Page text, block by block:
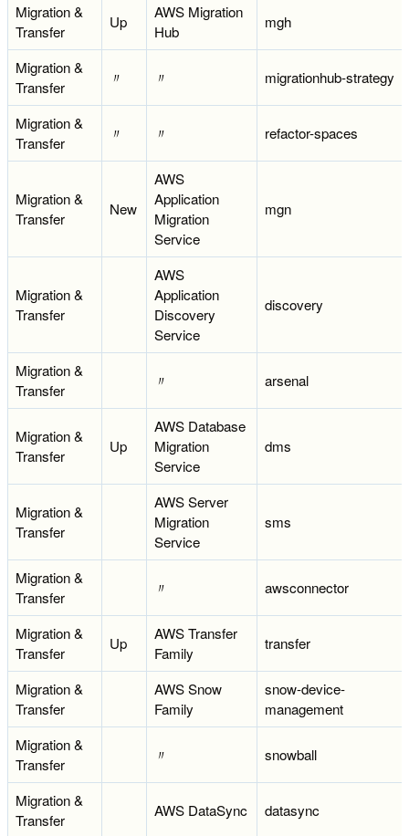
Migration &
Transfer
Up
AWS Migration
Hub
mgh
Migration &
Transfer
〃 〃 migrationhub-strategy
Migration &
Transfer
〃 〃 refactor-spaces
Migration &
Transfer
New
AWS
Application
Migration
Service
mgn
Migration &
Transfer
AWS
Application
Discovery
Service
discovery
Migration &
Transfer
〃 arsenal
Migration &
Transfer
Up
AWS Database
Migration
Service
dms
Migration &
Transfer
AWS Server
Migration
Service
sms
Migration &
Transfer
〃 awsconnector
Migration &
Transfer
Up
AWS Transfer
Family
transfer
Migration &
Transfer
AWS Snow
Family
snow-device-
management
Migration &
Transfer
〃 snowball
Migration &
Transfer
AWS DataSync datasync